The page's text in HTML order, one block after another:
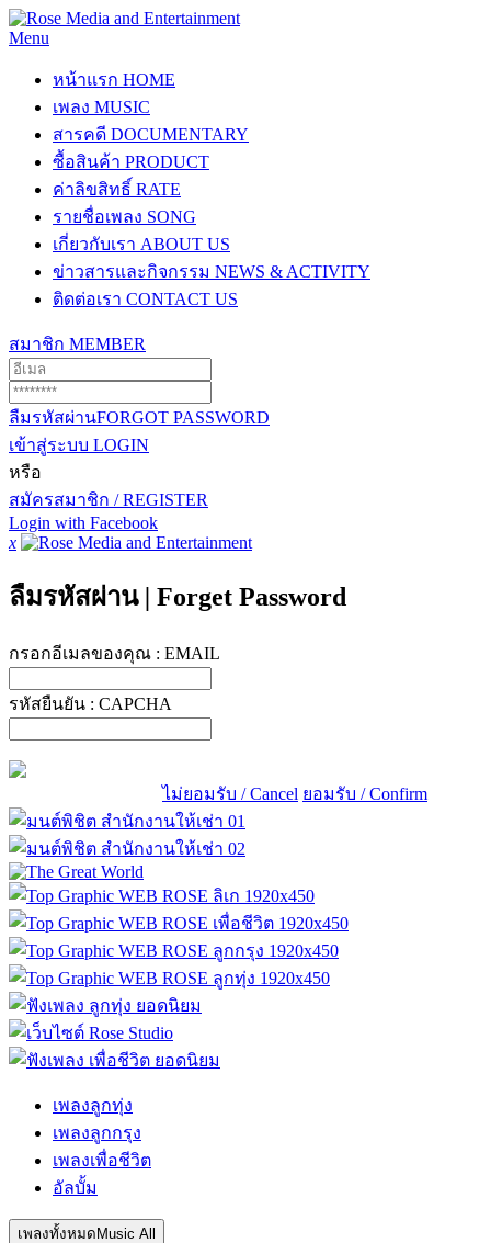
Menu
หน้าแรก HOME
เพลง MUSIC
สารคดี DOCUMENTARY
ซื้อสินค้า PRODUCT
ค่าลิขสิทธิ์ RATE
รายชื่อเพลง SONG
เกี่ยวกับเรา ABOUT US
ข่าวสารและกิจกรรม NEWS & ACTIVITY
ติดต่อเรา CONTACT US
สมาชิก MEMBER
ลืมรหัสผ่านFORGOT PASSWORD
เข้าสู่ระบบ LOGIN
หรือ
สมัครสมาชิก / REGISTER
Login with Facebook
x
ลืมรหัสผ่าน | Forget Password
กรอกอีเมลของคุณ : EMAIL
รหัสยืนยัน : CAPCHA
ไม่ยอมรับ / Cancel ยอมรับ / Confirm
เพลงลูกทุ่ง
เพลงลูกกรุง
เพลงเพื่อชีวิต
อัลบั้ม
เพลงทั้งหมด Music All